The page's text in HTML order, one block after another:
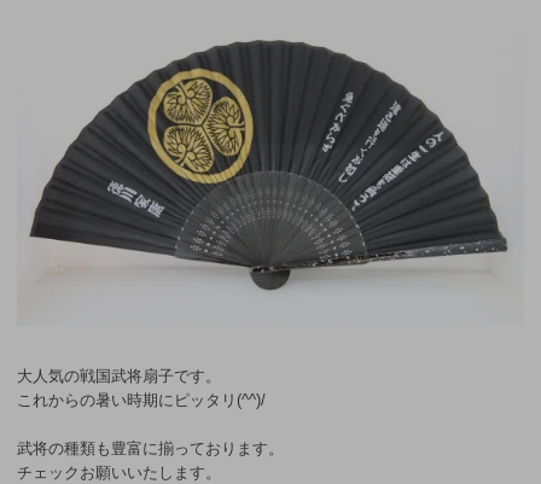
大人気の戦国武将扇子です。
これからの暑い時期にピッタリ(^^)/
武将の種類も豊富に揃っております。
チェックお願いいたします。